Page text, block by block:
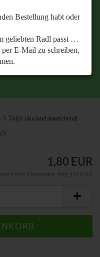
Bestellung habt oder
geliebten Radl passt …
E-Mail zu schreiben,
Radlzeit und freut
Radl passt
Mail zu
und freut
in die neue
5 Tage (Ausland abweichend)
1,80 EUR